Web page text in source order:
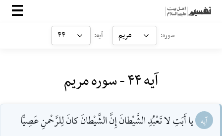
صفحه‌اصلی
سوره: مریم آیه: ۴۴
آیه ۴۴ - سوره مریم
آیه يا أَبَتِ لا تَعْبُدِ الشَّيْطانَ إِنَّ الشَّيْطانَ كانَ لِلرَّحْمنِ عَصِيًّا